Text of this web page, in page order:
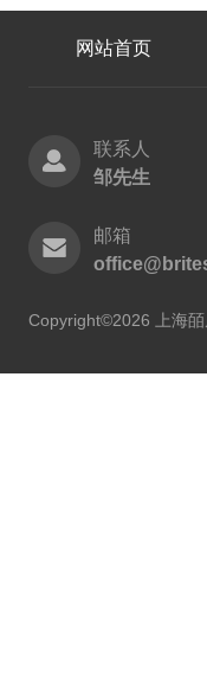
网站首页
联系人
邹先生
邮箱
Copyright©2026 上海